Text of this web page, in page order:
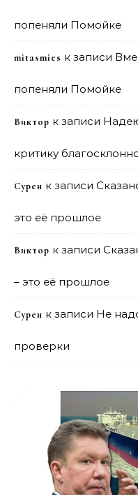
попеняли Помойке
mitasmies к записи
попеняли Помойке
Виктор к записи
критику
Сурен к записи
это её прошлое
Виктор к записи
– это её прошлое
Сурен к записи Не
проверки